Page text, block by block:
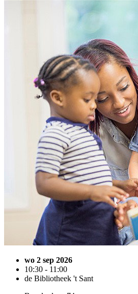
wo 2 sep 2026
10:30 - 11:00
de Bibliotheek 't Sant